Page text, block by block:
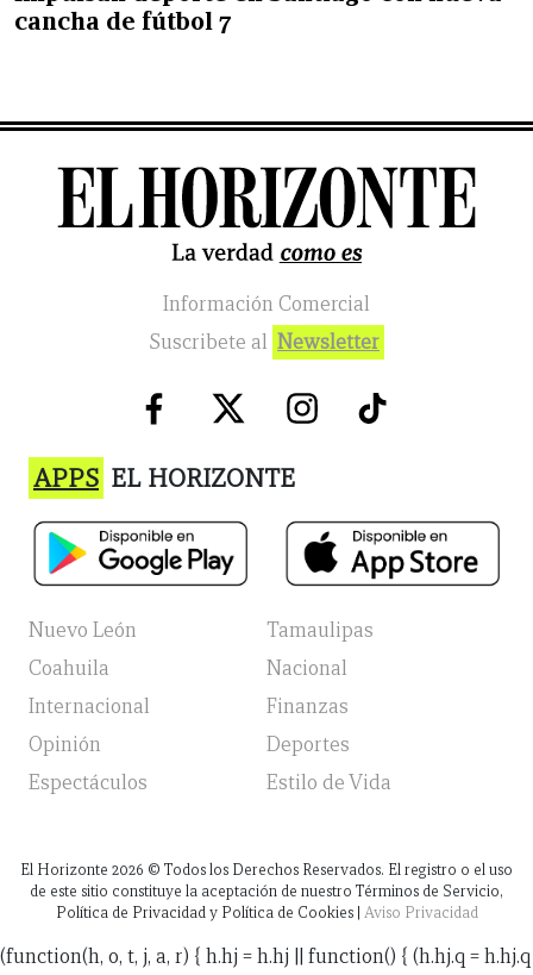
cancha de fútbol 7
Información Comercial
Suscribete al Newsletter
APPS EL HORIZONTE
Nuevo León
Tamaulipas
Coahuila
Nacional
Internacional
Finanzas
Opinión
Deportes
Espectáculos
Estilo de Vida
El Horizonte 2026 © Todos los Derechos Reservados. El registro o el uso
de este sitio constituye la aceptación de nuestro Términos de Servicio,
Política de Privacidad y Política de Cookies | Aviso Privacidad
(function(h, o, t, j, a, r) { h.hj = h.hj || function() { (h.hj.q = h.hj.q